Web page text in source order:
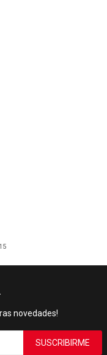
15
novedades!
SUSCRIBIRME